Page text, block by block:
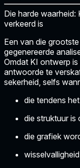
Die harde waarheid:
verkeerd is
Een van die
gegenereerde
Omdat KI ontwerp
antwoorde te
sekerheid, selfs
die tendens
die struktuur is
die grafiek